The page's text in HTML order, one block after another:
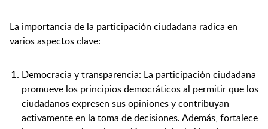
La importancia de la participación ciudadana radica en
varios aspectos clave:
Democracia y transparencia: La participación ciudadana
promueve los principios democráticos al permitir que los
ciudadanos expresen sus opiniones y contribuyan
activamente en la toma de decisiones. Además, fortalece